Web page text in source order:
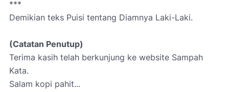
***
Demikian teks Puisi tentang Diamnya Laki-Laki.
(Catatan Penutup)
Terima kasih telah berkunjung ke website Sampah
Kata.
Salam kopi pahit...